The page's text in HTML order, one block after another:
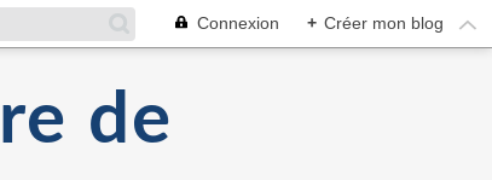
Connexion + Créer mon blog
de